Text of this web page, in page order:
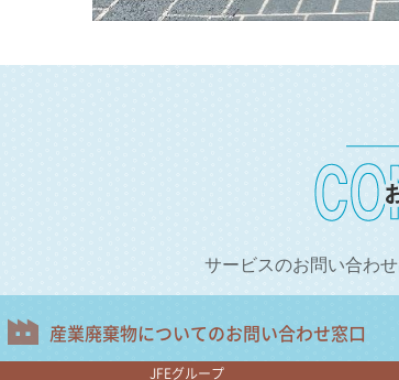
サービスのお問い合わせ
産業廃棄物についてのお問い合わせ窓口
JFEグループ